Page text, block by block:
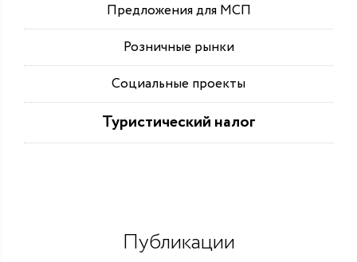
Предложения для МСП
Розничные рынки
Социальные проекты
Туристический налог
Публикации